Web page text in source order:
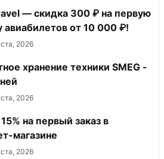
— скидка 300 ₽ на первую
авиабилетов от 10 000 ₽!
2026
хранение техники SMEG -
2026
на первый заказ в
магазине
2026